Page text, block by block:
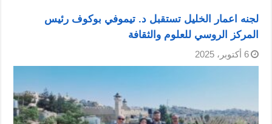
لجنه اعمار الخليل تستقبل د. تيموفي بوكوف رئيس
المركز الروسي للعلوم والثقافة
6 أكتوبر، 2025